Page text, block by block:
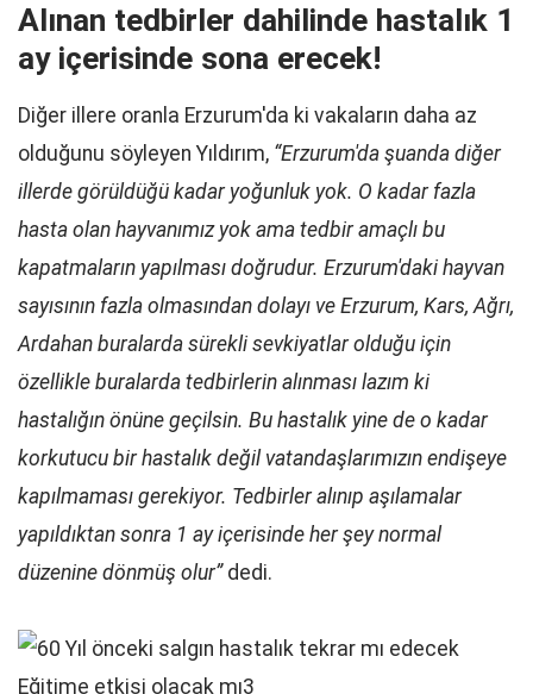
Alınan tedbirler dahilinde hastalık 1
ay içerisinde sona erecek!
Diğer illere oranla Erzurum'da ki vakaların daha az
olduğunu söyleyen Yıldırım, “Erzurum'da şuanda diğer
illerde görüldüğü kadar yoğunluk yok. O kadar fazla
hasta olan hayvanımız yok ama tedbir amaçlı bu
kapatmaların yapılması doğrudur. Erzurum'daki hayvan
sayısının fazla olmasından dolayı ve Erzurum, Kars, Ağrı,
Ardahan buralarda sürekli sevkiyatlar olduğu için
özellikle buralarda tedbirlerin alınması lazım ki
hastalığın önüne geçilsin. Bu hastalık yine de o kadar
korkutucu bir hastalık değil vatandaşlarımızın endişeye
kapılmaması gerekiyor. Tedbirler alınıp aşılamalar
yapıldıktan sonra 1 ay içerisinde her şey normal
düzenine dönmüş olur”dedi.